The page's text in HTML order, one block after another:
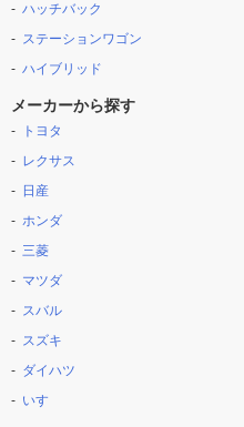
ハッチバック
ステーションワゴン
ハイブリッド
メーカーから探す
トヨタ
レクサス
日産
ホンダ
三菱
マツダ
スバル
スズキ
ダイハツ
いすゞ